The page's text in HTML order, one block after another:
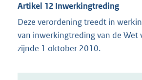
Artikel 12 Inwerkingtreding
Deze verordening treedt in
van inwerkingtreding van de Wet
zijnde 1 oktober 2010.